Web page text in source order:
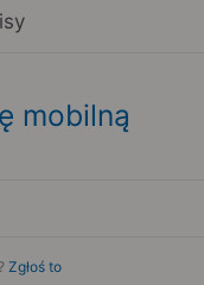
mobilną
Zgłoś to